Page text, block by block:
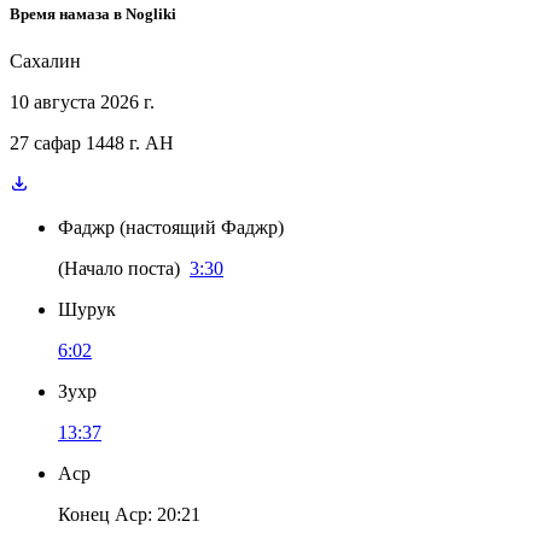
Время намаза в Nogliki
Сахалин
10 августа 2026 г.
27 сафар 1448 г. AH
Фаджр (настоящий Фаджр)
(Начало поста) 3:30
Шурук
6:02
Зухр
13:37
Аср
Конец Аср: 20:21